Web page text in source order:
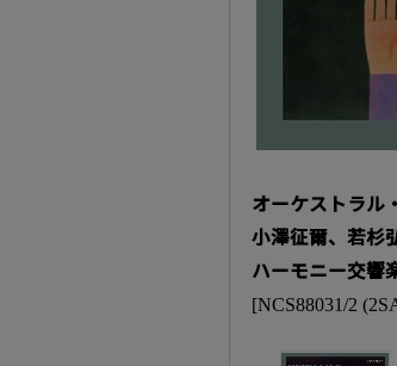
オーケストラル
小澤征爾、若杉
ハーモニー交響
[NCS88031/2